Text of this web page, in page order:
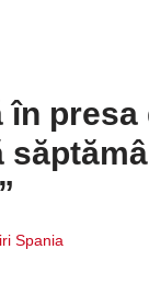
presa
Spania